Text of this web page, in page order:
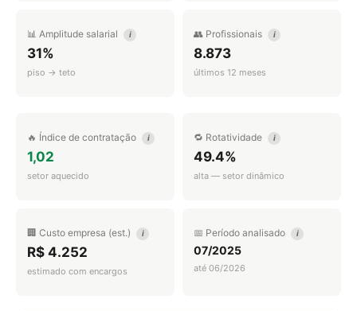
📊 Amplitude salarial i
31%
piso → teto
👥 Profissionais i
8.873
últimos 12 meses
🔥 Índice de contratação i
1,02
setor aquecido
🔁 Rotatividade i
49.4%
alta — setor dinâmico
🏢 Custo empresa (est.) i
R$ 4.252
estimado com encargos
📅 Período analisado i
07/2025
até 06/2026